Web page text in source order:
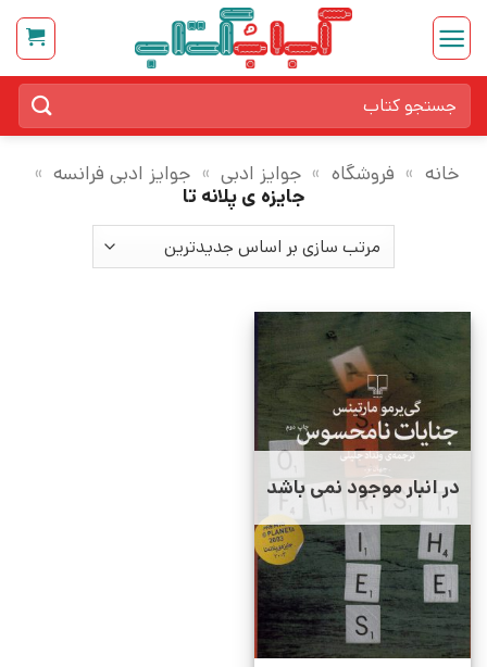
Skip
content
برای:
خانه » فروشگاه » جوایز ادبی » جوایز ادبی فرانسه »
جایزه ی پلانه تا
در انبار موجود نمی باشد